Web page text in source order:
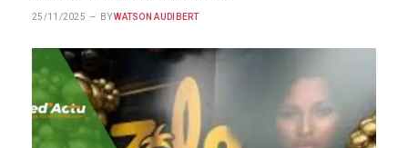
25/11/2025 BY WATSON AUDIBERT